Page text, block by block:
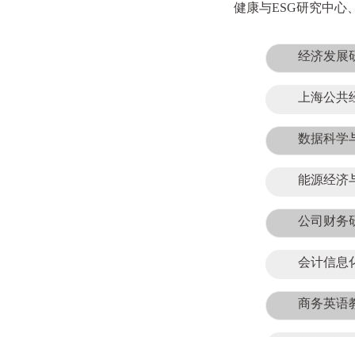
健康与ESG研究中心
经济发展
上海公
数据科学
能源经济
公司财务
会计信息
商务英语